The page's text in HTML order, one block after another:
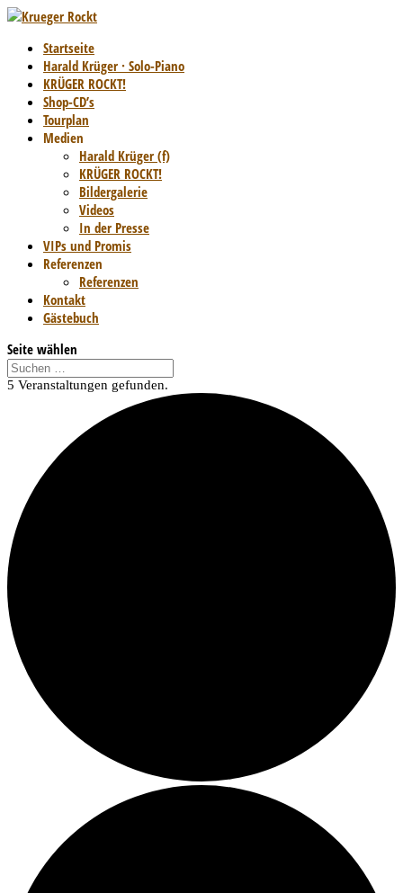
Startseite
Harald Krüger · Solo-Piano
KRÜGER ROCKT!
Shop-CD’s
Tourplan
Medien
Harald Krüger (f)
KRÜGER ROCKT!
Bildergalerie
Videos
In der Presse
VIPs und Promis
Referenzen
Referenzen
Kontakt
Gästebuch
Seite wählen
5 Veranstaltungen gefunden.